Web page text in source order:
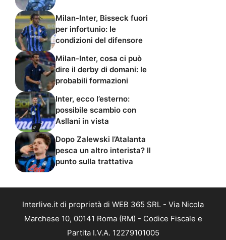
Milan-Inter, Bisseck fuori
per infortunio: le
condizioni del difensore
Milan-Inter, cosa ci può
dire il derby di domani: le
probabili formazioni
Inter, ecco l’esterno:
possibile scambio con
Asllani in vista
Dopo Zalewski l’Atalanta
pesca un altro interista? Il
punto sulla trattativa
Interlive.it di proprietà di WEB 365 SRL - Via Nicola
Marchese 10, 00141 Roma (RM) - Codice Fiscale e
Partita I.V.A. 12279101005